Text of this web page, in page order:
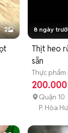
2 8 ngày
Thịt heo
sẵn
Thực
Quận 10
P. Hòa